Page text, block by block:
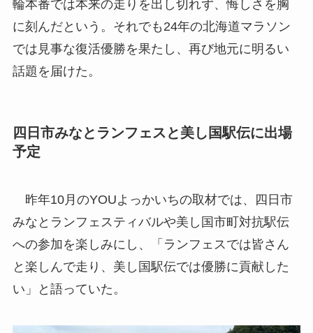
輪本番では本来の走りを出し切れず、悔しさを胸
に刻んだという。それでも24年の北海道マラソン
では見事な復活優勝を果たし、再び地元に明るい
話題を届けた。
四日市みなとランフェスと美し国駅伝に出場
予定
昨年10月のYOUよっかいちの取材では、四日市
みなとランフェスティバルや美し国市町対抗駅伝
への参加を楽しみにし、「ランフェスでは皆さん
と楽しんで走り、美し国駅伝では優勝に貢献した
い」と語っていた。